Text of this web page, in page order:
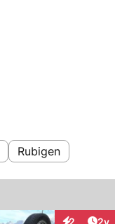
Rubigen
2 2y